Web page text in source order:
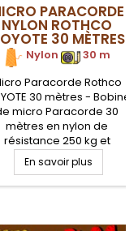
PARACORDE
NYLON ROTHCO
30 MÈTRES
Nylon .30 m
Paracorde Rothco
30 mètres - Bobine
micro Paracorde 30
mètres en nylon de
résistance 250 kg et
1.6 mm. Résistance
kg. L'outil de survie multi
à utiliser tel quel ou
En savoir plus